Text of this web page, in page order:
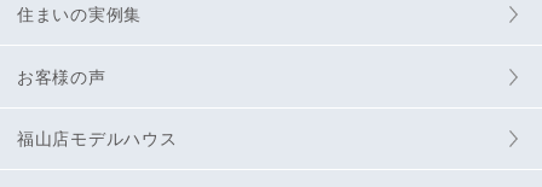
住まいの実例集
お客様の声
福山店モデルハウス